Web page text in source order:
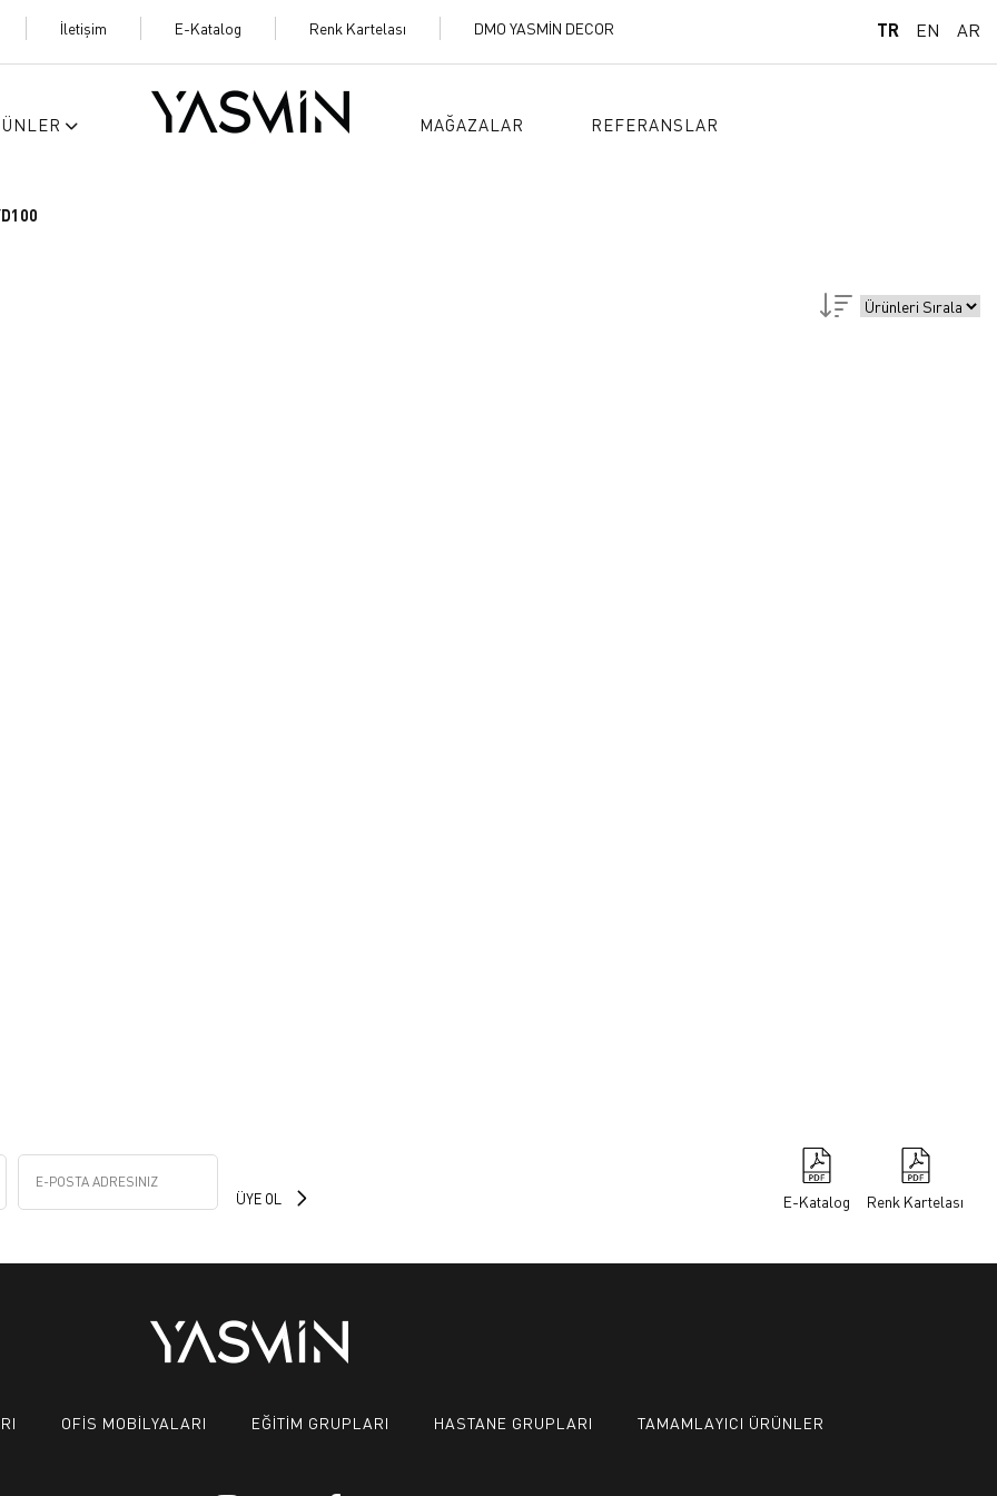
İletişim E-Katalog Renk Kartelası DMO YASMİN DECOR TR EN AR
MAĞAZALAR REFERANSLAR
E-Katalog Renk Kartelası
OFİS MOBİLYALARI EĞİTİM GRUPLARI HASTANE GRUPLARI TAMAMLAYICI ÜRÜNLER